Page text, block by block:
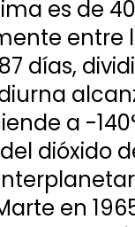
es de
entre
días,
a -
dióxido
en